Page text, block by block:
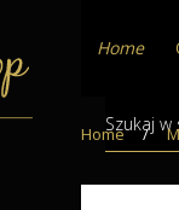
Home
Home /